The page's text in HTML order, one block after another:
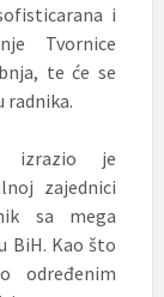
i
Tvornice
te će se
izrazio je
zajednici
sa mega
BiH. Kao što
određenim